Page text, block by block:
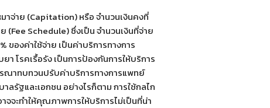
จ่าย (Capitation) หรือ จํานวนเงินคงที่
(Fee Schedule) ซึ่งเป็น จำนวนเงินที่จ่าย
องค่าใช้จ่าย เป็นค่าบริการทางการ
า โรคเรื้อรัง เป็นการป้องกันการให้บริการ
ณาทบทวนปรับค่าบริการทางการแพทย์
รัฐและเอกชน อย่างไรก็ตาม การใช้กลไก
ะทำให้คุณภาพการให้บริการไม่เป็นที่น่า